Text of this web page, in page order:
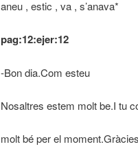
aneu , estic , va , s’anava*
pag:12:ejer:12
-Bon dia.Com esteu
Nosaltres estem molt be.I tu
molt bé per el moment.Gràcies